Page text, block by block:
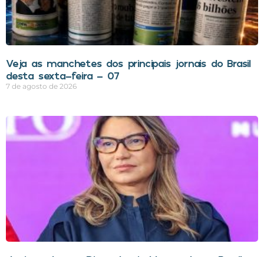
Veja as manchetes dos principais jornais do Brasil
desta sexta-feira – 07
7 de agosto de 2026